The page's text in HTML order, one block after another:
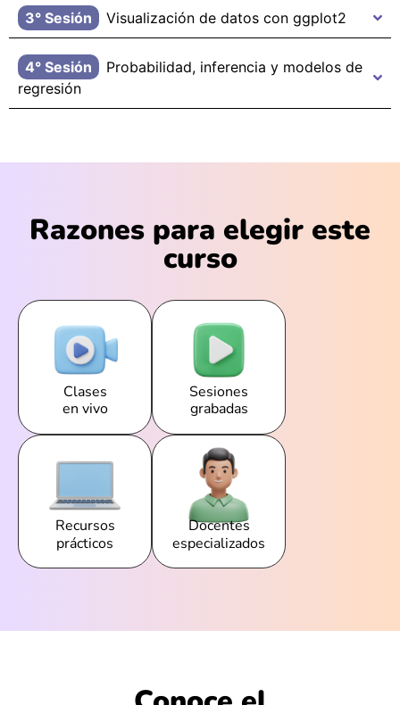
3° Sesión Visualización de datos con ggplot2
4° Sesión
Probabilidad, inferencia y modelos de
regresión
Razones para elegir este
curso
Clases
en vivo
Sesiones
grabadas
Recursos
prácticos
Docentes
especializados